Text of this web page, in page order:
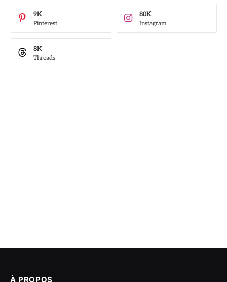
Pinterest
9K
Instagram
80K
Threads
8K
À PROPOS